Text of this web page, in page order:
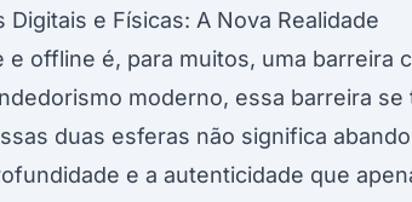
e Físicas: A Nova Realidade
e offline é, para muitos, uma barreira
moderno, essa barreira
duas esferas não significa
e a autenticidade que